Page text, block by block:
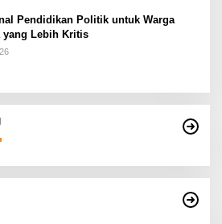
Pendidikan Politik untuk Warga
yang Lebih Kritis